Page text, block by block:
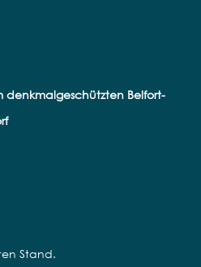
denkmalgeschützten Belfort-
Stand.